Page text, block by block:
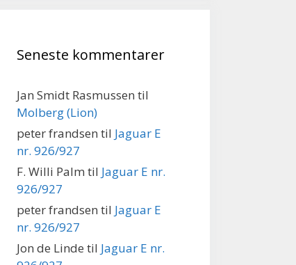
Seneste kommentarer
Jan Smidt Rasmussen til
Molberg (Lion)
peter frandsen til Jaguar E
nr. 926/927
F. Willi Palm til Jaguar E nr.
926/927
peter frandsen til Jaguar E
nr. 926/927
Jon de Linde til Jaguar E nr.